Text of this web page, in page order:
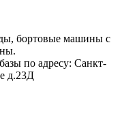
бортовые машины с
по адресу: Санкт-
д.23Д